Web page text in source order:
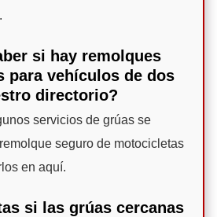
si hay remolques
para vehículos de dos
directorio?
servicios de grúas se
seguro de motocicletas
en aquí.
si las grúas cercanas